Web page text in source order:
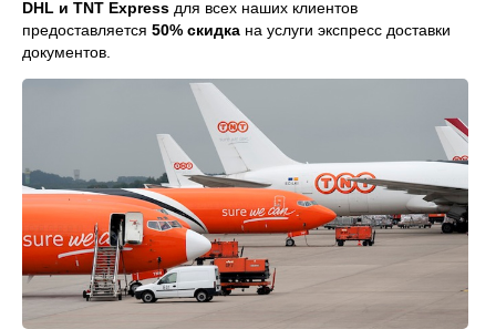
DHL и TNT Express для всех наших клиентов
предоставляется 50% скидка на услуги экспресс доставки
документов.